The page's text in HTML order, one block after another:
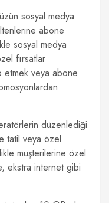
sosyal medya
abone
sosyal medya
fırsatlar
etmek veya abone
düzenlediği
tatil veya özel
müşterilerine özel
ekstra internet gibi